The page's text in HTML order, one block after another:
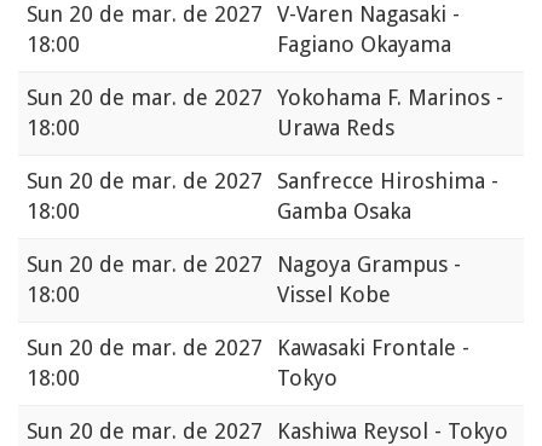
Sun 20 de mar. de 2027
18:00
V-Varen Nagasaki -
Fagiano Okayama
Sun 20 de mar. de 2027
18:00
Yokohama F. Marinos -
Urawa Reds
Sun 20 de mar. de 2027
18:00
Sanfrecce Hiroshima -
Gamba Osaka
Sun 20 de mar. de 2027
18:00
Nagoya Grampus -
Vissel Kobe
Sun 20 de mar. de 2027
18:00
Kawasaki Frontale -
Tokyo
Sun 20 de mar. de 2027
Kashiwa Reysol - Tokyo